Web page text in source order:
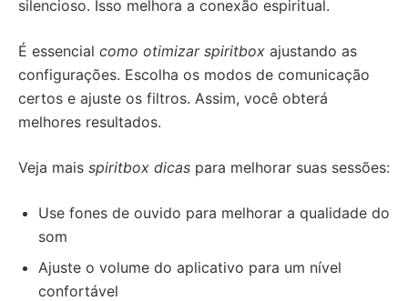
silencioso. Isso melhora a conexão espiritual.
É essencial como otimizar spiritbox ajustando as
configurações. Escolha os modos de comunicação
certos e ajuste os filtros. Assim, você obterá
melhores resultados.
Veja mais spiritbox dicas para melhorar suas sessões:
Use fones de ouvido para melhorar a qualidade do
som
Ajuste o volume do aplicativo para um nível
confortável